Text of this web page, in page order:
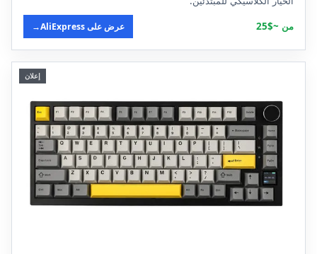
من ~$25
عرض على AliExpress →
إعلان